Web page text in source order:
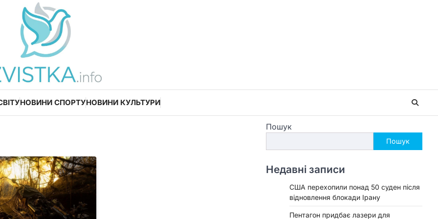
НОВИНИ СПОРТУНОВИНИ КУЛЬТУРИ
Пошук
Пошук
Недавні записи
США перехопили понад 50 суден після
відновлення блокади Ірану
Пентагон придбає лазери для